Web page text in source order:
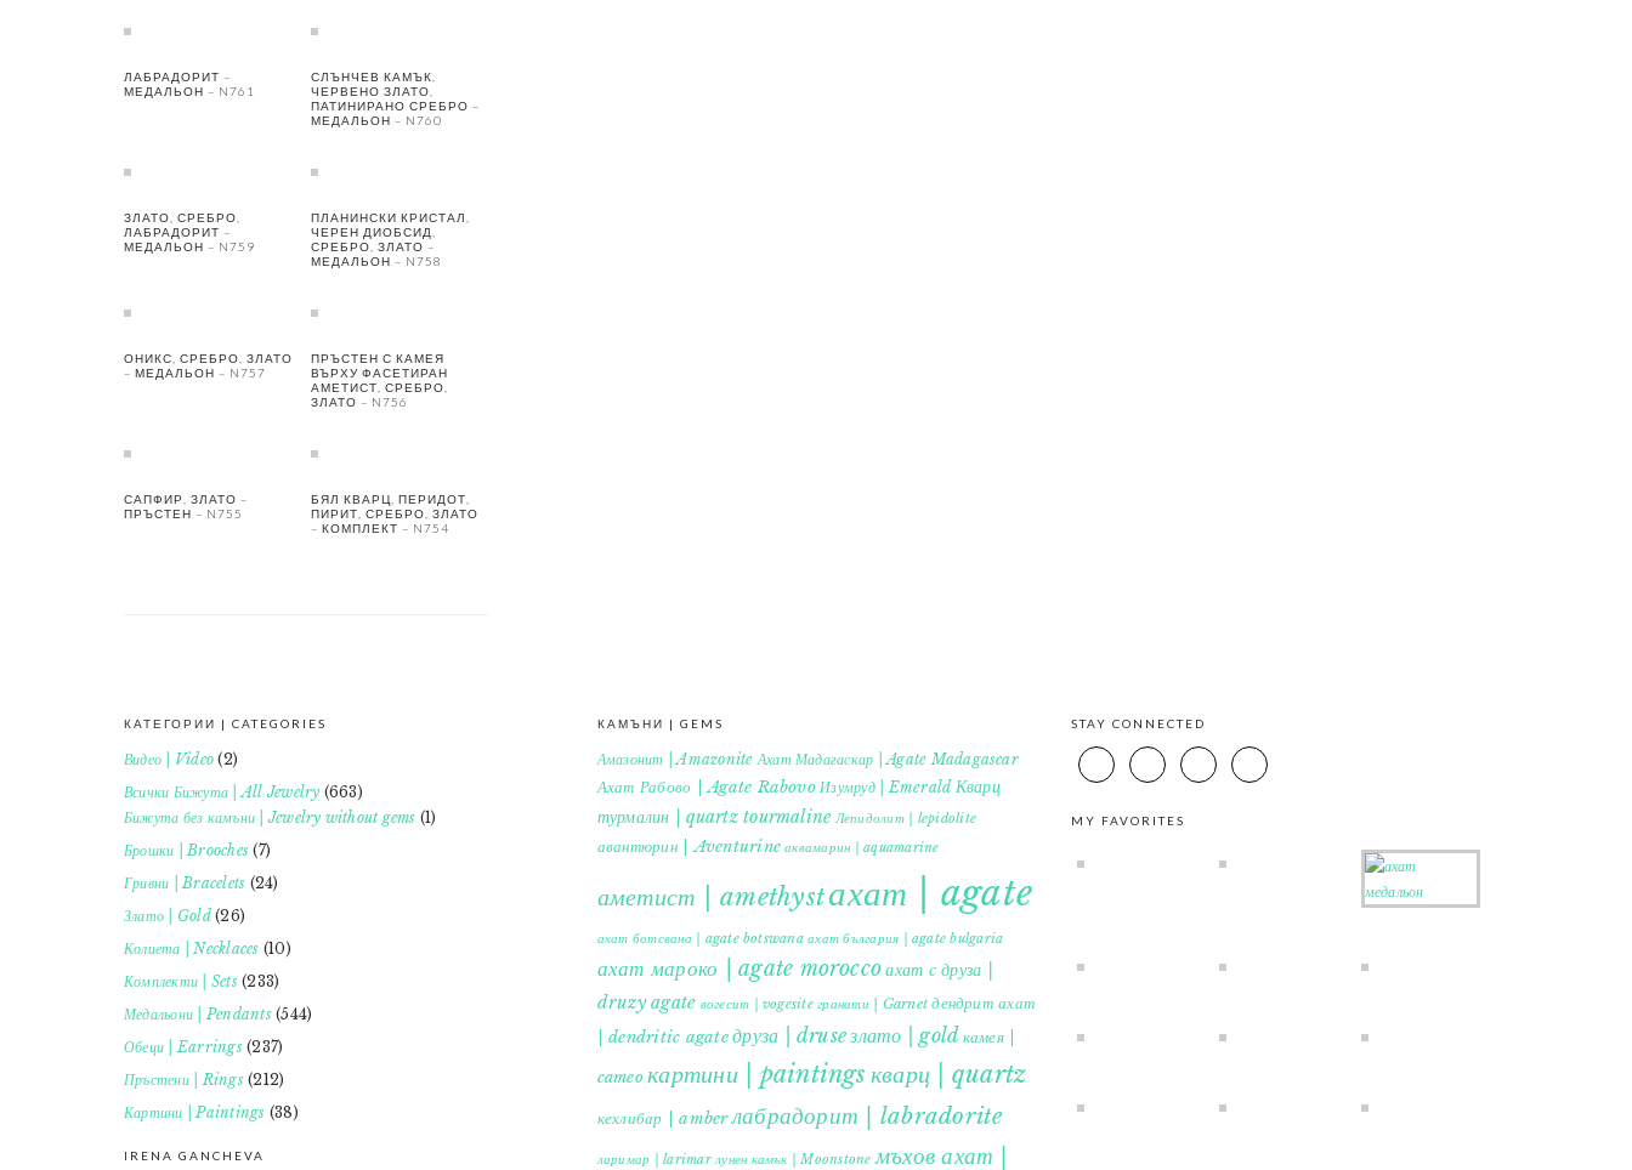
ЛАБРАДОРИТ –
МЕДАЛЬОН – N761
СЛЪНЧЕВ КАМЪК,
ЧЕРВЕНО ЗЛАТО,
ПАТИНИРАНО СРЕБРО –
МЕДАЛЬОН – N760
ЗЛАТО, СРЕБРО,
ЛАБРАДОРИТ –
МЕДАЛЬОН – N759
ПЛАНИНСКИ КРИСТАЛ,
ЧЕРЕН ДИОБСИД,
СРЕБРО, ЗЛАТО –
МЕДАЛЬОН – N758
ОНИКС, СРЕБРО, ЗЛАТО
– МЕДАЛЬОН – N757
ПРЪСТЕН С КАМЕЯ
ВЪРХУ ФАСЕТИРАН
АМЕТИСТ, СРЕБРО,
ЗЛАТО – N756
САПФИР, ЗЛАТО –
ПРЪСТЕН – N755
БЯЛ КВАРЦ, ПЕРИДОТ,
ПИРИТ, СРЕБРО, ЗЛАТО
– КОМПЛЕКТ – N754
КАТЕГОРИИ | CATEGORIES
Видео | Video (2)
Всички Бижута | All Jewelry (663)
Бижута без камъни | Jewelry without gems (1)
Брошки | Brooches (7)
Гривни | Bracelets (24)
Злато | Gold(26)
Колиета | Necklaces (10)
Комплекти | Sets(233)
Медальони | Pendants(544)
Обеци | Earrings(237)
Пръстени | Rings(212)
Картини | Paintings (38)
IRENA GANCHEVA
КАМЪНИ | GEMS
Амазонит | Amazonite Ахат Мадагаскар | Agate Madagascar
Ахат Рабово | Agate Rabovo Изумруд | Emerald Кварц
турмалин | quartz tourmaline Лепидолит | lepidolite
авантюрин | Aventurine аквамарин | aquamarine
аметист | amethystахат | agate
ахат ботсвана | agate botswana ахат българия | agate bulgaria
ахат мароко | agate moroccoахат с друза |
druzy agate вогесит | vogesite гранати | Garnet дендрит ахат
| dendritic agateдруза | druseзлато | gold камея |
cameo картини | paintings кварц | quartz
кехлибар | amberлабрадорит | labradorite
ларимар | larimar лунен камък | Moonstone мъхов ахат |
STAY CONNECTED
MY FAVORITES